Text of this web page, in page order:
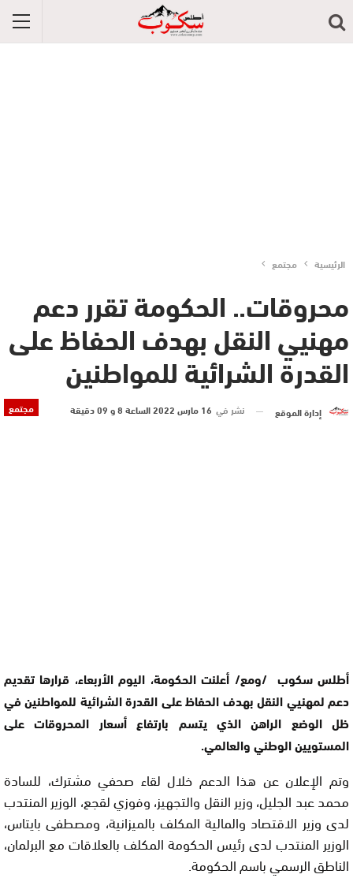
الرئيسية مجتمع
محروقات.. الحكومة تقرر دعم
مهنيي النقل بهدف الحفاظ على
القدرة الشرائية للمواطنين
مجتمع إدارة الموقع نشر في 16 مارس 2022 الساعة 8 و 09 دقيقة
أطلس سكوب /ومع/ أعلنت الحكومة، اليوم الأربعاء، قرارها تقديم
دعم لمهنيي النقل بهدف الحفاظ على القدرة الشرائية للمواطنين في
ظل الوضع الراهن الذي يتسم بارتفاع أسعار المحروقات على
المستويين الوطني والعالمي.
وتم الإعلان عن هذا الدعم خلال لقاء صحفي مشترك، للسادة
محمد عبد الجليل، وزير النقل والتجهيز، وفوزي لقجع، الوزير المنتدب
لدى وزير الاقتصاد والمالية المكلف بالميزانية، ومصطفى بايتاس،
الوزير المنتدب لدى رئيس الحكومة المكلف بالعلاقات مع البرلمان،
الناطق الرسمي باسم الحكومة.